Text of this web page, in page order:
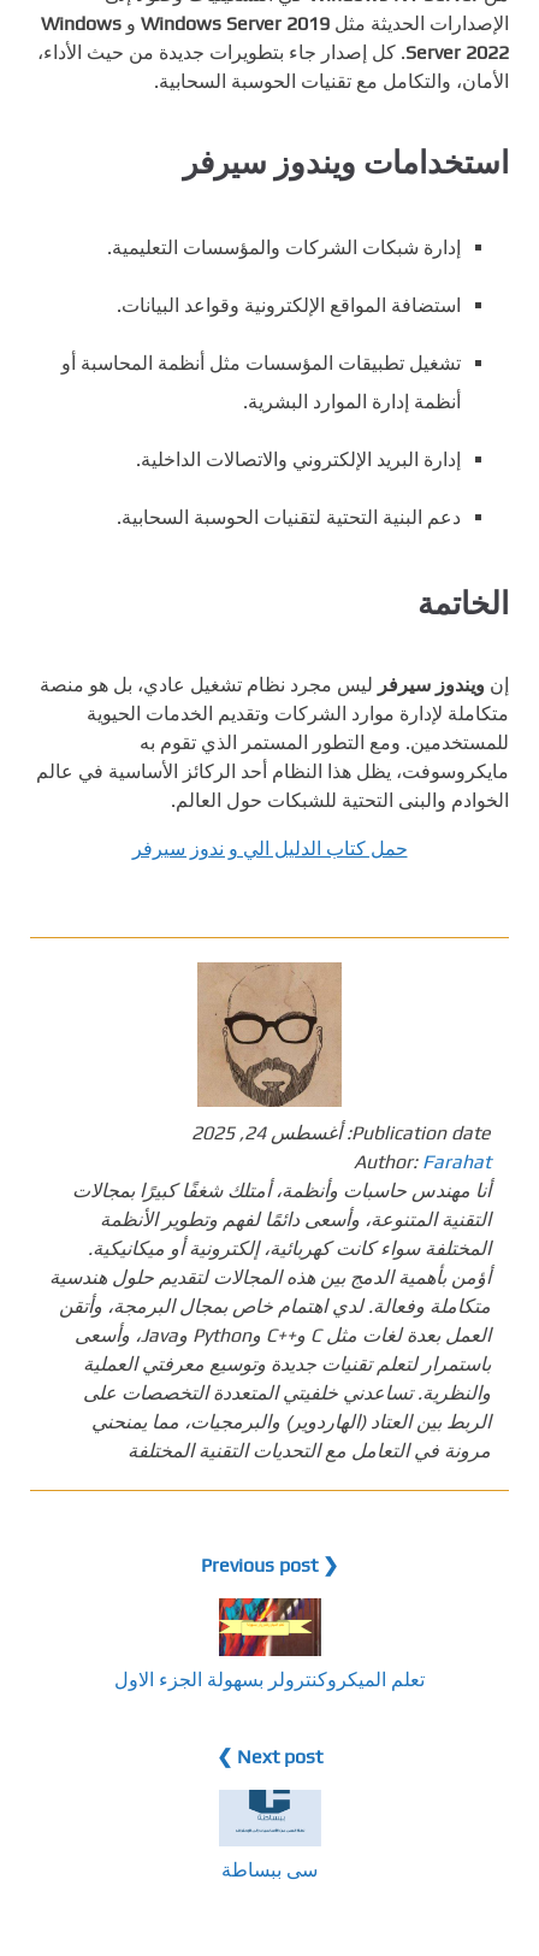
الإصدارات الحديثة مثل Windows Server 2019 و Windows
Server 2022. كل إصدار جاء بتطويرات جديدة من حيث الأداء،
الأمان، والتكامل مع تقنيات الحوسبة السحابية.
استخدامات ويندوز سيرفر
إدارة شبكات الشركات والمؤسسات التعليمية.
استضافة المواقع الإلكترونية وقواعد البيانات.
تشغيل تطبيقات المؤسسات مثل أنظمة المحاسبة أو
أنظمة إدارة الموارد البشرية.
إدارة البريد الإلكتروني والاتصالات الداخلية.
دعم البنية التحتية لتقنيات الحوسبة السحابية.
الخاتمة
إن ويندوز سيرفر ليس مجرد نظام تشغيل عادي، بل هو منصة
متكاملة لإدارة موارد الشركات وتقديم الخدمات الحيوية
للمستخدمين. ومع التطور المستمر الذي تقوم به
مايكروسوفت، يظل هذا النظام أحد الركائز الأساسية في عالم
الخوادم والبنى التحتية للشبكات حول العالم.
حمل كتاب الدليل الي و ندوز سيرفر
Publication date: أغسطس 24, 2025
Author: Farahat
أنا مهندس حاسبات وأنظمة، أمتلك شغفًا كبيرًا بمجالات
التقنية المتنوعة، وأسعى دائمًا لفهم وتطوير الأنظمة
المختلفة سواء كانت كهربائية، إلكترونية أو ميكانيكية.
أؤمن بأهمية الدمج بين هذه المجالات لتقديم حلول هندسية
متكاملة وفعالة. لدي اهتمام خاص بمجال البرمجة، وأتقن
العمل بعدة لغات مثل C و++C وPython وJava، وأسعى
باستمرار لتعلم تقنيات جديدة وتوسيع معرفتي العملية
والنظرية. تساعدني خلفيتي المتعددة التخصصات على
الربط بين العتاد (الهاردوير) والبرمجيات، مما يمنحني
مرونة في التعامل مع التحديات التقنية المختلفة
❮ Previous post
تعلم الميكروكنترولر بسهولة الجزء الاول
Next post ❯
سى ببساطة